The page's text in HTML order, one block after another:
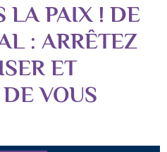
LA PAIX ! DE
: ARRÊTEZ
ET
VOUS